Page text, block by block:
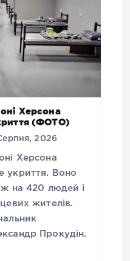
Херсона
(ФОТО)
2026
Херсона
укриття. Воно
на 420 людей і
жителів.
Прокудін.